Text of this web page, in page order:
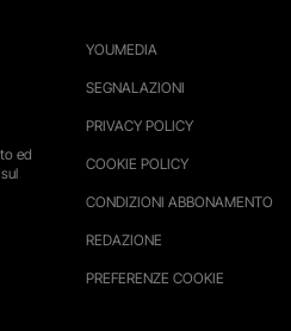
YOUMEDIA
SEGNALAZIONI
PRIVACY POLICY
COOKIE POLICY
CONDIZIONI ABBONAMENTO
REDAZIONE
PREFERENZE COOKIE
ed